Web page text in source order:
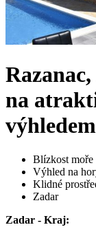
na
Blízkost moře
Výhled na
Klidné
Zadar
Zadar - Kraj: